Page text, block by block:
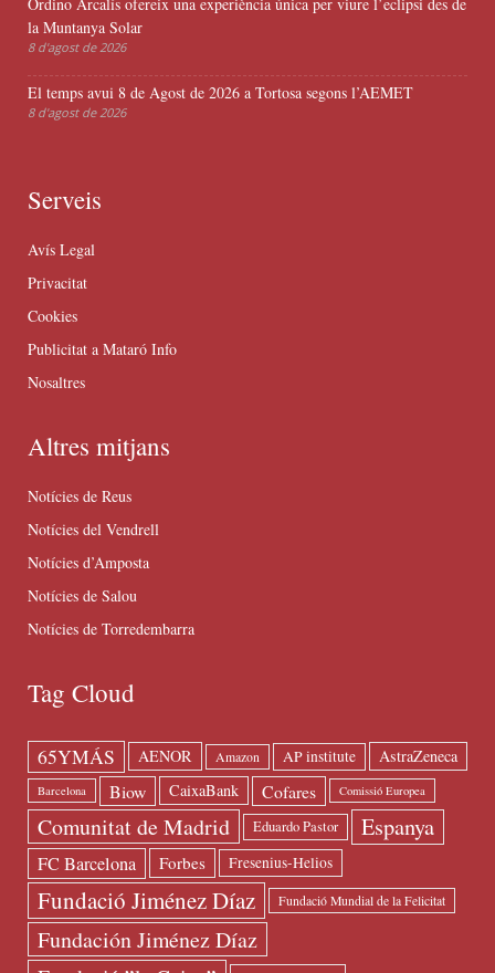
la Muntanya Solar
8 d'agost de 2026
El temps avui 8 de Agost de 2026 a Tortosa segons l’AEMET
8 d'agost de 2026
Serveis
Avís Legal
Privacitat
Cookies
Publicitat a Mataró Info
Nosaltres
Altres mitjans
Notícies de Reus
Notícies del Vendrell
Notícies d’Amposta
Notícies de Salou
Notícies de Torredembarra
Tag Cloud
65YMÁS AENOR Amazon AP institute AstraZeneca
Barcelona Biow CaixaBank Cofares Comissió Europea
Comunitat de Madrid Eduardo Pastor Espanya
FC Barcelona Forbes Fresenius-Helios
Fundació Jiménez Díaz Fundació Mundial de la Felicitat
Fundación Jiménez Díaz